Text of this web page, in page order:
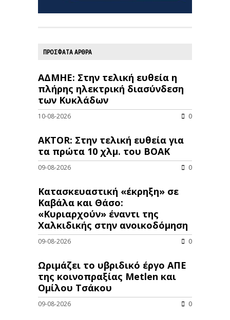
ΠΡΟΣΦΑΤΑ ΑΡΘΡΑ
ΑΔΜΗΕ: Στην τελική ευθεία η
πλήρης ηλεκτρική διασύνδεση
των Κυκλάδων
10-08-2026 0
AKTOR: Στην τελική ευθεία για
τα πρώτα 10 χλμ. του ΒΟΑΚ
09-08-2026 0
Κατασκευαστική «έκρηξη» σε
Καβάλα και Θάσο:
«Κυριαρχούν» έναντι της
Χαλκιδικής στην ανοικοδόμηση
09-08-2026 0
Ωριμάζει το υβριδικό έργο ΑΠΕ
της κοινοπραξίας Metlen και
Ομίλου Τσάκου
09-08-2026 0